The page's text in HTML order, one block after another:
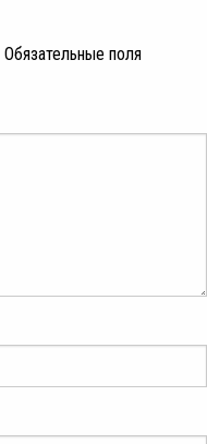
Обязательные поля